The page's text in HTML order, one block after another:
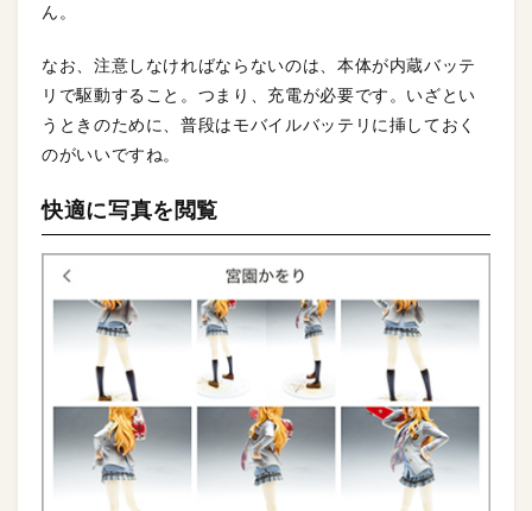
ん。
なお、注意しなければならないのは、本体が内蔵バッテ
リで駆動すること。つまり、充電が必要です。いざとい
うときのために、普段はモバイルバッテリに挿しておく
のがいいですね。
快適に写真を閲覧